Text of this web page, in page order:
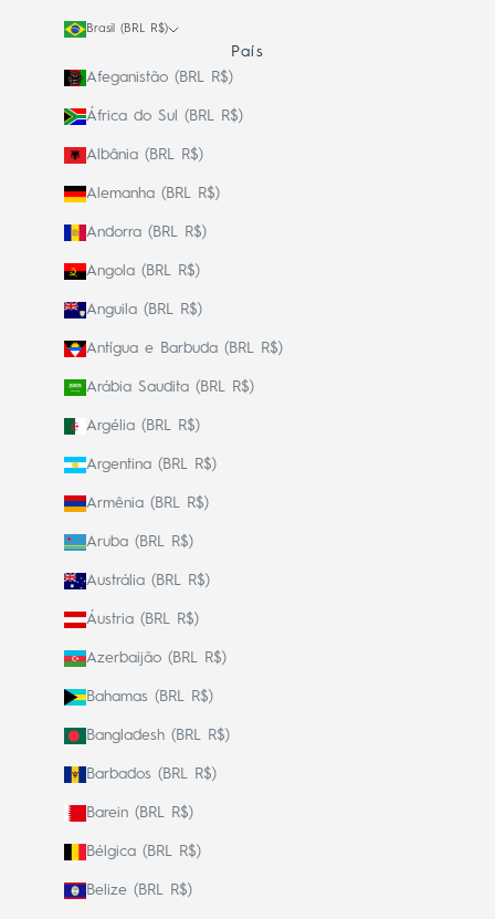
Brasil (BRL R$)
País
Afeganistão (BRL R$)
África do Sul (BRL R$)
Albânia (BRL R$)
Alemanha (BRL R$)
Andorra (BRL R$)
Angola (BRL R$)
Anguila (BRL R$)
Antígua e Barbuda (BRL R$)
Arábia Saudita (BRL R$)
Argélia (BRL R$)
Argentina (BRL R$)
Armênia (BRL R$)
Aruba (BRL R$)
Austrália (BRL R$)
Áustria (BRL R$)
Azerbaijão (BRL R$)
Bahamas (BRL R$)
Bangladesh (BRL R$)
Barbados (BRL R$)
Barein (BRL R$)
Bélgica (BRL R$)
Belize (BRL R$)